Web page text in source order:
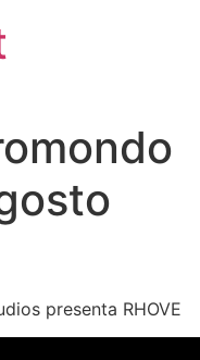
presenta RHOVE